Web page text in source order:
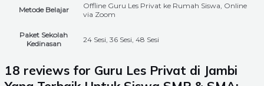
Metode Belajar
Offline Guru Les Privat ke Rumah Siswa, Online
via Zoom
Paket Sekolah
Kedinasan
24 Sesi, 36 Sesi, 48 Sesi
18 reviews for Guru Les Privat di Jambi